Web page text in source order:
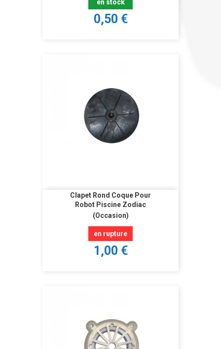
en stock
0,50 €
Clapet Rond Coque Pour
Robot Piscine Zodiac
(Occasion)
en rupture
1,00 €